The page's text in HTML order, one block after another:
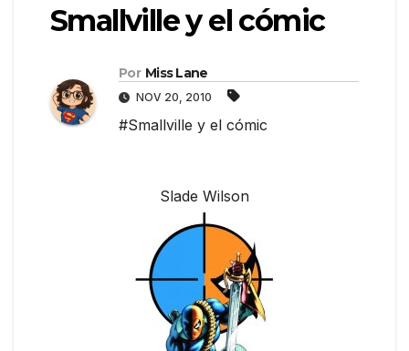
Smallville y el cómic
Por Miss Lane
NOV 20, 2010
#Smallville y el cómic
Slade Wilson